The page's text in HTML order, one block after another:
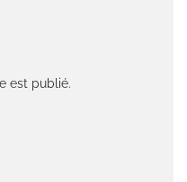
est publié.